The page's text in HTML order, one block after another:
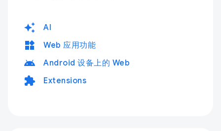
auto_awesome AI
widgets Web 应用功能
android Android 设备上的 Web
extension Extensions